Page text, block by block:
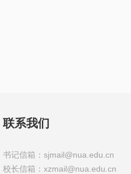
联系我们
书记信箱：sjmail@nua.edu.cn
校长信箱：xzmail@nua.edu.cn